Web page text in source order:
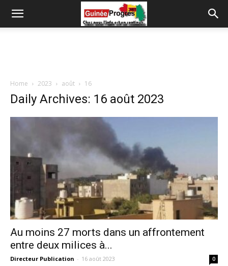
Home 2023 août 16
Daily Archives: 16 août 2023
Au moins 27 morts dans un affrontement
entre deux milices à...
Directeur Publication - 16 août 2023 0